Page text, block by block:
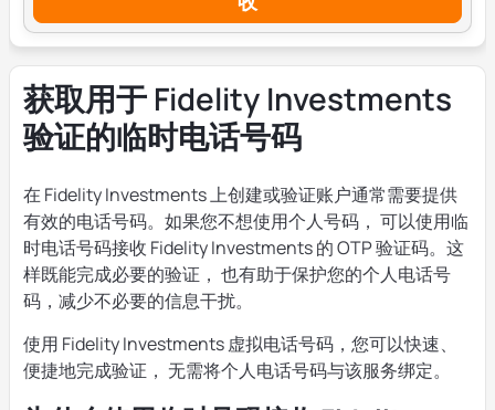
获取用于 Fidelity Investments
验证的临时电话号码
在 Fidelity Investments 上创建或验证账户通常需要提供
有效的电话号码。如果您不想使用个人号码， 可以使用临
时电话号码接收 Fidelity Investments 的 OTP 验证码。这
样既能完成必要的验证， 也有助于保护您的个人电话号
码，减少不必要的信息干扰。
使用 Fidelity Investments 虚拟电话号码，您可以快速、
便捷地完成验证， 无需将个人电话号码与该服务绑定。